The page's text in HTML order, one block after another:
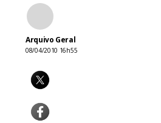
Arquivo Geral
08/04/2010 16h55